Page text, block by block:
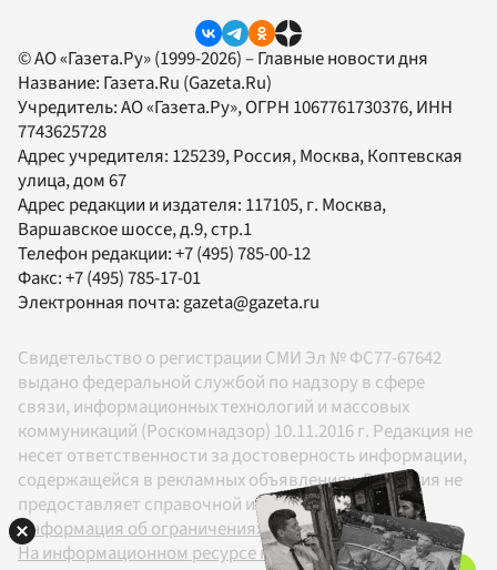
© АО «Газета.Ру» (1999-2026) – Главные новости дня
Название: Газета.Ru (Gazeta.Ru)
Учредитель:АО «Газета.Ру», ОГРН 1067761730376, ИНН
7743625728
Адрес учредителя: 125239, Россия, Москва, Коптевская
улица, дом 67
Адрес редакции и издателя: 117105, г. Москва,
Варшавское шоссе, д.9, стр.1
Телефон редакции:+7 (495) 785-00-12
Факс:+7 (495) 785-17-01
Электронная почта: gazeta@gazeta.ru
Свидетельство о регистрации СМИ Эл № ФС77-67642
выдано федеральной службой по надзору в сфере
связи, информационных технологий и массовых
коммуникаций (Роскомнадзор) 10.11.2016 г. Редакция не
несет ответственности за достоверность информации,
содержащейся в рекламных объявлениях. Редакция не
предоставляет справочной информации.
Информация об ограничениях
На информационном ресурсе применяются